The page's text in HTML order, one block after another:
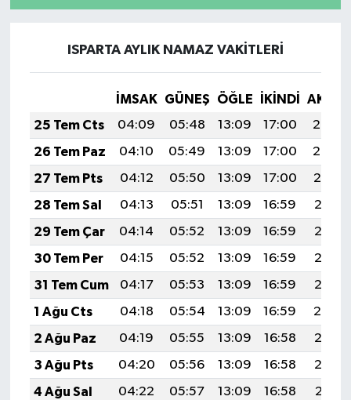
ISPARTA AYLIK NAMAZ VAKITLERI
İMSAK GÜNEŞ ÖĞLE İKINDI
25 Tem Cts
04:09 05:48 13:09 17:00
20:20
26 Tem Paz
04:10 05:49 13:09 17:00
20:20
27 Tem Pts
04:12 05:50 13:09 17:00
20:19
28 Tem Sal
04:13 05:51 13:09 16:59
20:18
29 Tem Çar
04:14 05:52 13:09 16:59
20:17
30 Tem Per
04:15 05:52 13:09 16:59
20:16
31 Tem Cum
04:17 05:53 13:09 16:59
20:15
1 Ağu Cts
04:18 05:54 13:09 16:59
20:14
2 Ağu Paz
04:19 05:55 13:09 16:58
20:13
3 Ağu Pts
04:20 05:56 13:09 16:58
20:12
4 Ağu Sal
04:22 05:57 13:09 16:58
20:11